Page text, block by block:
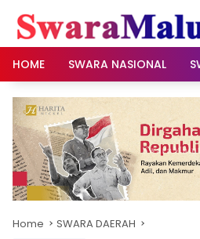
content
HOME
SWARA NASIONAL
Home SWARA DAERAH